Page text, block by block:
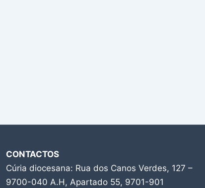
CONTACTOS
Cúria diocesana: Rua dos Canos Verdes, 127 –
9700-040 A.H, Apartado 55, 9701-901